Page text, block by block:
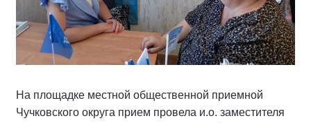
На площадке местной общественной приемной
Чучковского округа прием провела и.о. заместителя